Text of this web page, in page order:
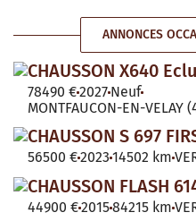
ANNONCES
CHAUSSON X640
78490 €2027 Neuf
MONTFAUCON-EN-
CHAUSSON S 697
56500 €2023 14502 km
CHAUSSON FLASH
44900 €201584215 km